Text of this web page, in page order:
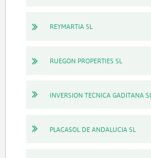
REYMARTIA SL
RUEGON PROPERTIES SL
INVERSION TECNICA GADITANA SL
PLACASOL DE ANDALUCIA SL